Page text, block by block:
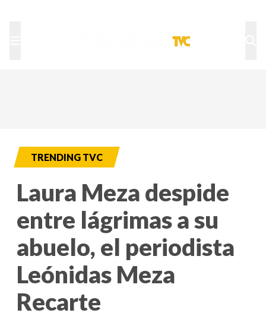
TRENDING TVC
Laura Meza despide
entre lágrimas a su
abuelo, el periodista
Leónidas Meza
Recarte